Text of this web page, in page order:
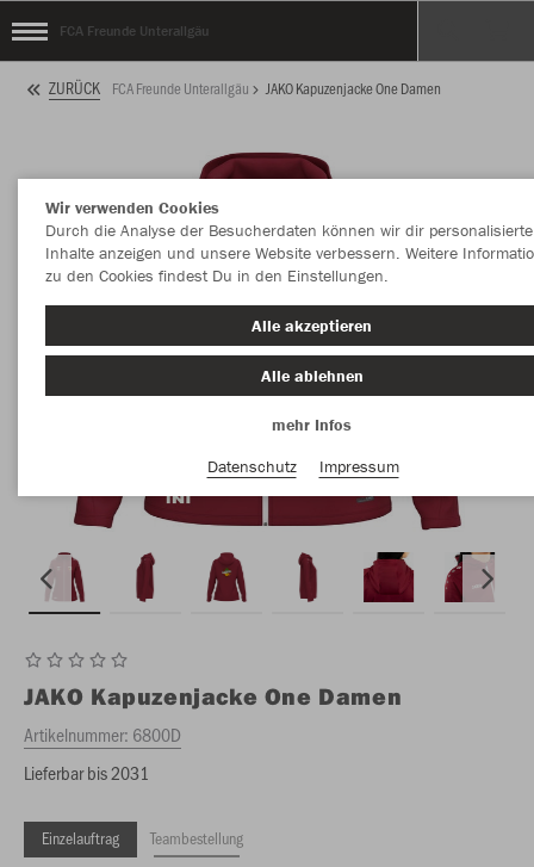
FCA Freunde Unterallgäu
ZURÜCK FCA Freunde Unterallgäu JAKO Kapuzenjacke One Damen
JAKO Kapuzenjacke One Damen
Artikelnummer: 6800D
Lieferbar bis 2031
Einzelauftrag Teambestellung
Wir verwenden Cookies
Durch die Analyse der Besucherdaten können wir dir personalisierte
Inhalte anzeigen und unsere Website verbessern. Weitere
zu den Cookies findest Du in den Einstellungen.
Alle akzeptieren
Alle ablehnen
mehr Infos
Datenschutz
Impressum